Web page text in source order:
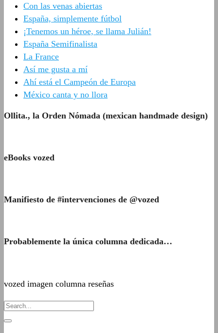
Con las venas abiertas
España, simplemente fútbol
¡Tenemos un héroe, se llama Julián!
España Semifinalista
La France
Así me gusta a mí
Ahí está el Campeón de Europa
México canta y no llora
Ollita., la Orden Nómada (mexican handmade design)
eBooks vozed
Manifiesto de #intervenciones de @vozed
Probablemente la única columna dedicada…
vozed imagen columna reseñas